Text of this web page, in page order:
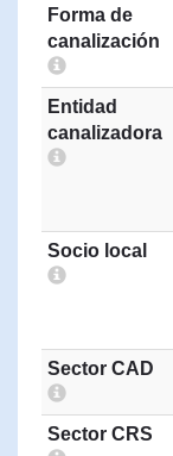
Forma de
canalización
Entidad
canalizadora
Socio local
Sector CAD
Sector CRS